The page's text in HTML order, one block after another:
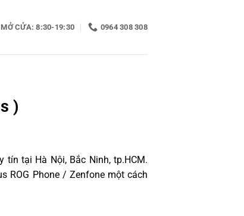
MỞ CỬA: 8:30-19:30 0964 308 308
)
tại Hà Nội, Bắc Ninh, tp.HCM.
ROG Phone / Zenfone một cách